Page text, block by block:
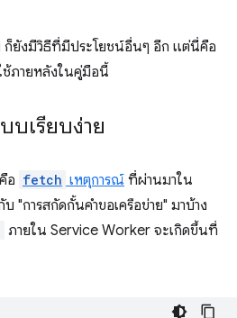
ก็ยังมีวิธีที่มีประโยชน์อื่นๆ อีก แต่นี่คือ
ภายหลังในคู่มือนี้
บเรียบง่าย
อ fetch เหตุการณ์ ที่ผ่านมาใน
"การสกัดกั้นคำขอเครือข่าย" มาบ้าง
ภายใน Service Worker จะเกิดขึ้นที่